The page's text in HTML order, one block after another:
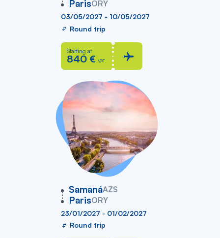
ParisORY
03/05/2027 - 10/05/2027
Round trip
Starting at
840 € VAT
SamanáAZS
vers
ParisORY
23/01/2027 - 01/02/2027
Round trip